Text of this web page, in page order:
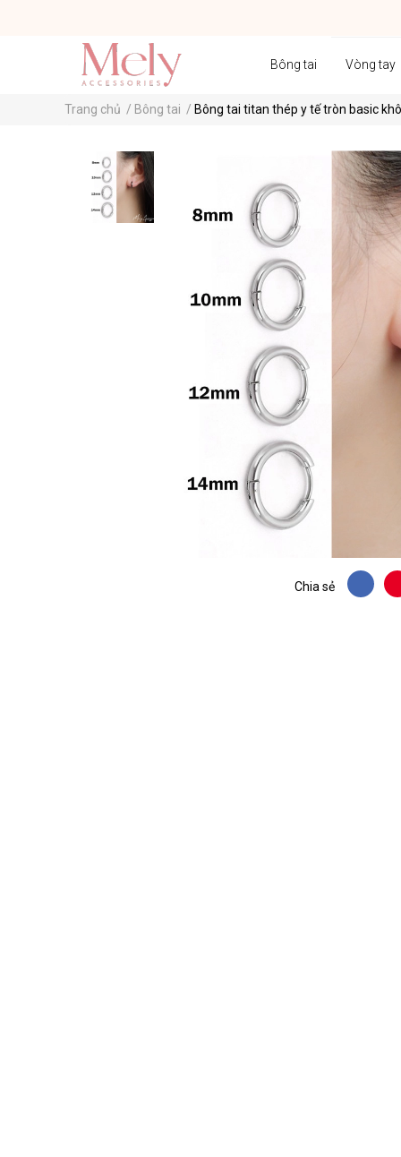
Bông tai Vòng tay
Trang chủ / Bông tai / Bông tai titan thép y tế tròn basic
Chia sẻ